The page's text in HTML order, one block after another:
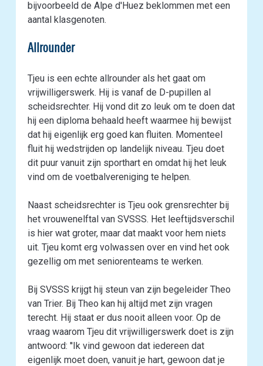
bijvoorbeeld de Alpe d'Huez beklommen met een
aantal klasgenoten.
Allrounder
Tjeu is een echte allrounder als het gaat om
vrijwilligerswerk. Hij is vanaf de D-pupillen al
scheidsrechter. Hij vond dit zo leuk om te doen dat
hij een diploma behaald heeft waarmee hij bewijst
dat hij eigenlijk erg goed kan fluiten. Momenteel
fluit hij wedstrijden op landelijk niveau. Tjeu doet
dit puur vanuit zijn sporthart en omdat hij het leuk
vind om de voetbalvereniging te helpen.
Naast scheidsrechter is Tjeu ook grensrechter bij
het vrouwenelftal van SVSSS. Het leeftijdsverschil
is hier wat groter, maar dat maakt voor hem niets
uit. Tjeu komt erg volwassen over en vind het ook
gezellig om met seniorenteams te werken.
Bij SVSSS krijgt hij steun van zijn begeleider Theo
van Trier. Bij Theo kan hij altijd met zijn vragen
terecht. Hij staat er dus nooit alleen voor. Op de
vraag waarom Tjeu dit vrijwilligerswerk doet is zijn
antwoord: ''Ik vind gewoon dat iedereen dat
eigenlijk moet doen, vanuit je hart, gewoon dat je